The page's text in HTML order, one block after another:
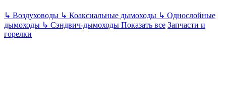
↳ Воздуховоды ↳ Коаксиальные дымоходы ↳ Однослойные
дымоходы ↳ Сэндвич-дымоходы Показать все Запчасти и
горелки